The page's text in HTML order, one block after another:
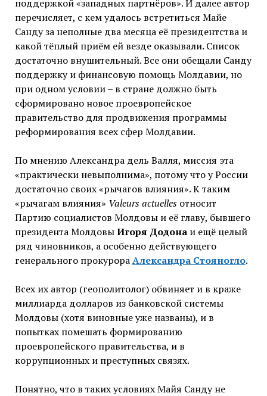
поддержкой «западных партнёров». И далее автор
перечисляет, с кем удалось встретиться Майе
Санду за неполные два месяца её президентства и
какой тёплый приём ей везде оказывали. Список
достаточно внушительный. Все они обещали Санду
поддержку и финансовую помощь Молдавии, но
при одном условии – в стране должно быть
сформировано новое проевропейское
правительство для продвижения программы
реформирования всех сфер Молдавии.
По мнению Александра дель Валля, миссия эта
«практически невыполнима», потому что у России
достаточно своих «рычагов влияния». К таким
«рычагам влияния» Valeurs actuellesотносит
Партию социалистов Молдовы и её главу, бывшего
президента МолдовыИгоря Додонаи ещё целый
ряд чиновников, а особенно действующего
генерального прокурораАлександра Стояногло.
Всех их автор (геополитолог) обвиняет и в краже
миллиарда долларов из банковской системы
Молдовы (хотя виновные уже названы), и в
попытках помешать формированию
проевропейского правительства, и в
коррупционных и преступных связях.
Понятно, что в таких условиях Майя Санду не